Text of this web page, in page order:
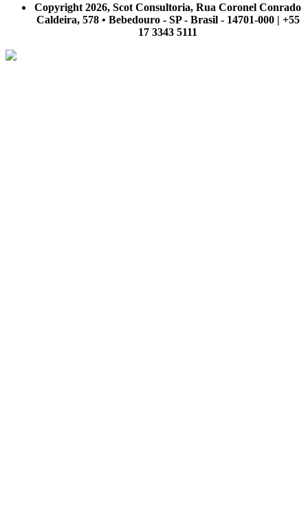
Copyright 2026, Scot Consultoria, Rua Coronel Conrado
Caldeira, 578 • Bebedouro - SP - Brasil - 14701-000 | +55
17 3343 5111